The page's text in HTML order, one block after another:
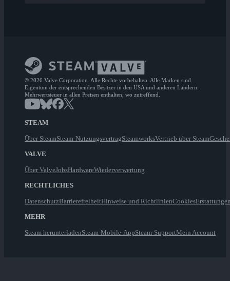
© 2026 Valve Corporation. Alle Rechte vorbehalten. Alle Marken sind
Eigentum der entsprechenden Besitzer in den USA und anderen Ländern.
Mehrwertsteuer in allen Preisen enthalten, wo zutreffend.
STEAM
Über SteamSteam-NutzungsvertragSteamworksVertrieb über Steam
VALVE
Über ValveJobsHardwareWiederverwertung
RECHTLICHES
DatenschutzBarrierefreiheitHinweise und RichtlinienCookies
MEHR
Steam herunterladenSteam-Mobile-AppSteam-SupportMein Account